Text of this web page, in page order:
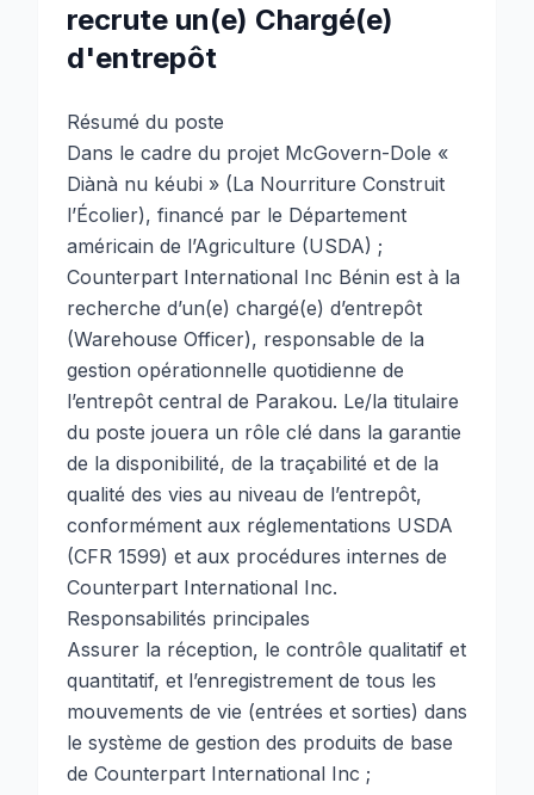
recrute un(e) Chargé(e)
d'entrepôt
Résumé du poste
Dans le cadre du projet McGovern-Dole «
Diànà nu kéubi » (La Nourriture Construit
l’Écolier), financé par le Département
américain de l’Agriculture (USDA) ;
Counterpart International Inc Bénin est à la
recherche d’un(e) chargé(e) d’entrepôt
(Warehouse Officer), responsable de la
gestion opérationnelle quotidienne de
l’entrepôt central de Parakou. Le/la titulaire
du poste jouera un rôle clé dans la garantie
de la disponibilité, de la traçabilité et de la
qualité des vies au niveau de l’entrepôt,
conformément aux réglementations USDA
(CFR 1599) et aux procédures internes de
Counterpart International Inc.
Responsabilités principales
Assurer la réception, le contrôle qualitatif et
quantitatif, et l’enregistrement de tous les
mouvements de vie (entrées et sorties) dans
le système de gestion des produits de base
de Counterpart International Inc ;